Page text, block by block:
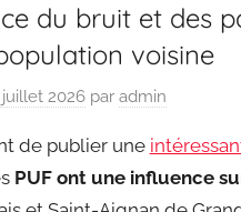
du bruit et des
voisine
2026par admin
de publier une
PUF ont une influence